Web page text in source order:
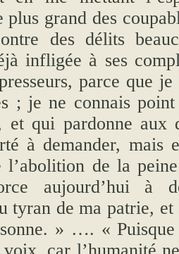
plus grand des
des délits
infligée à ses
parce que
; je ne connais
et qui pardonne aux
à demander, mais
l’abolition de la
aujourd’hui à
tyran de ma patrie,
» …. «